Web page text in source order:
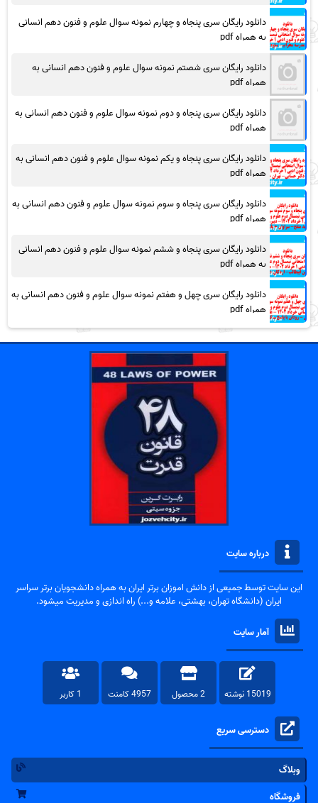
دانلود رایگان سری پنجاه و چهارم نمونه سوال علوم و فنون دهم انسانی
به همراه pdf
دانلود رایگان سری شصتم نمونه سوال علوم و فنون دهم انسانی به
همراه pdf
دانلود رایگان سری پنجاه و دوم نمونه سوال علوم و فنون دهم انسانی به
همراه pdf
دانلود رایگان سری پنجاه و یکم نمونه سوال علوم و فنون دهم انسانی به
همراه pdf
دانلود رایگان سری پنجاه و سوم نمونه سوال علوم و فنون دهم انسانی به
همراه pdf
دانلود رایگان سری پنجاه و ششم نمونه سوال علوم و فنون دهم انسانی
به همراه pdf
دانلود رایگان سری چهل و هفتم نمونه سوال علوم و فنون دهم انسانی به
همراه pdf
درباره سایت
این سایت توسط جمیعی از دانش اموزان برتر ایران به همراه دانشجویان برتر سراسر
ایران (دانشگاه تهران، بهشتی، علامه و...) راه اندازی و مدیریت میشود.
آمار سایت
15019 نوشته 2 محصول 4957 کامنت 1 کاربر
دسترسی سریع
وبلاگ
فروشگاه